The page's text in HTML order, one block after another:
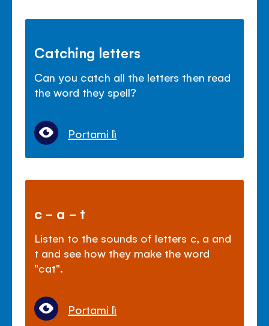
Catching letters
Can you catch all the letters then read
the word they spell?
Portami lì
c - a - t
Listen to the sounds of letters c, a and
t and see how they make the word
"cat".
Portami lì